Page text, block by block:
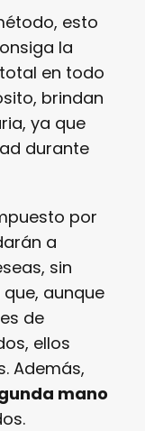
esto
la
en todo
brindan
ya que
durante
por
a
sin
aunque
de
ellos
Además,
mano